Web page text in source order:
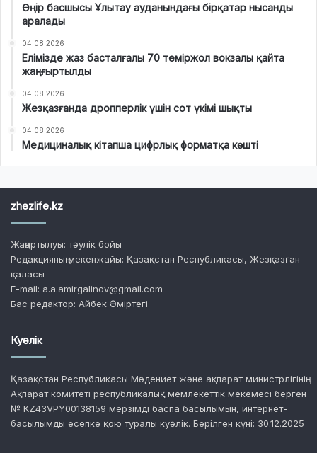
Өңір басшысы Ұлытау ауданындағы бірқатар нысанды
аралады
04.08.2026
Елімізде жаз басталғалы 70 теміржол вокзалы қайта
жаңғыртылды
04.08.2026
Жезқазғанда дропперлік үшін сот үкімі шықты
04.08.2026
Медициналық кітапша цифрлық форматқа көшті
zhezlife.kz
Жаңартылуы: тәулік бойы
Редакцияның мекенжайы: Қазақстан Республикасы, Жезқазған
қаласы
E-mail: a.a.amirgalinov@gmail.com
Бас редактор: Айбек Әміртегі
Куәлік
Қазақстан Республикасы Мәдениет және ақпарат министрлігінің
Ақпарат комитеті республикалық мемлекеттік мекемесі берген
№ KZ43VPY00138159 мерзімді баспа басылымын, интернет-
басылымды есепке қою туралы куәлік. Берілген күні: 30.12.2025